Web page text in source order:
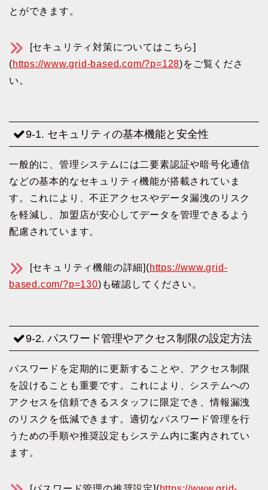
とができます。
[セキュリティ対策についてはこちら]
(https://www.grid-based.com/?p=128)をご覧くださ
い。
9-1. セキュリティの基本機能と安全性
一般的に、管理システムには二要素認証や暗号化通信
などの基本的なセキュリティ機能が搭載されていま
す。これにより、不正アクセスやデータ漏洩のリスク
を軽減し、加盟店が安心してデータを管理できるよう
配慮されています。
[セキュリティ機能の詳細](https://www.grid-
based.com/?p=130)も確認してください。
9-2. パスワード管理やアクセス制限の設定方法
パスワードを定期的に更新することや、アクセス制限
を設けることも重要です。これにより、システムへの
アクセスを信頼できるスタッフに限定でき、情報漏洩
のリスクを低減できます。適切なパスワード管理を行
うための手順や推奨設定もシステム内に案内されてい
ます。